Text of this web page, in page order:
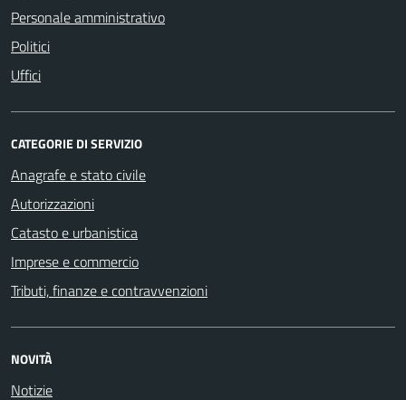
Personale amministrativo
Politici
Uffici
CATEGORIE DI SERVIZIO
Anagrafe e stato civile
Autorizzazioni
Catasto e urbanistica
Imprese e commercio
Tributi, finanze e contravvenzioni
NOVITÀ
Notizie